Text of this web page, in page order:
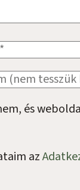
és
az